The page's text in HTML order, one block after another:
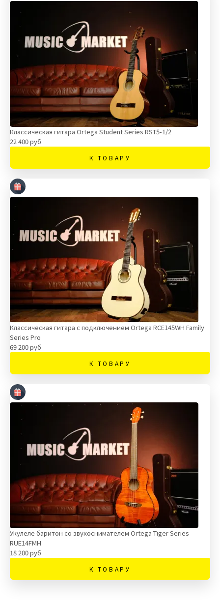
Классическая гитара Ortega Student Series RST5-1/2
22 400 руб
К ТОВАРУ
Классическая гитара с подключением Ortega RCE145WH Family
Series Pro
69 200 руб
К ТОВАРУ
Укулеле баритон со звукоснимателем Ortega Tiger Series
RUE14FMH
18 200 руб
К ТОВАРУ